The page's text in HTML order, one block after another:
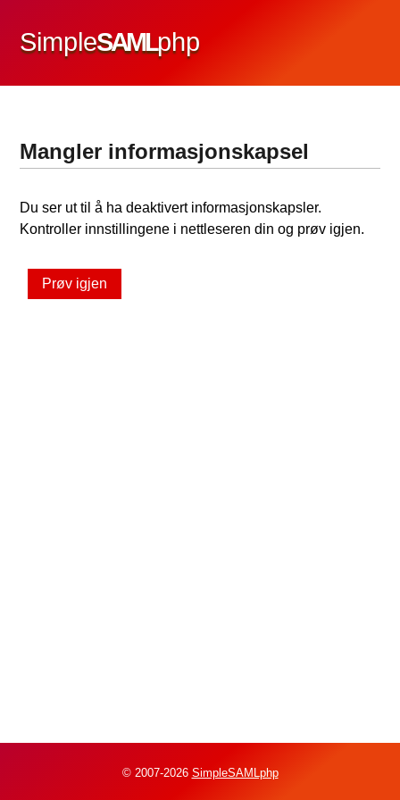
SimpleSAMLphp
Mangler informasjonskapsel
Du ser ut til å ha deaktivert informasjonskapsler.
Kontroller innstillingene i nettleseren din og prøv igjen.
Prøv igjen
© 2007-2026 SimpleSAMLphp